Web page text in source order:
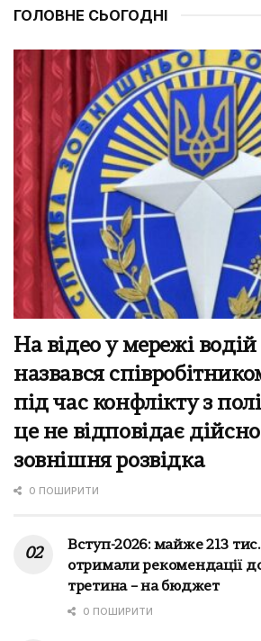
ГОЛОВНЕ СЬОГОДНІ
На відео у мережі водій
назвався
під час конфлікту з
це не відповідає
зовнішня розвідка
0 ПОШИРИТИ
Вступ-2026: майже 213
отримали рекомендації
третина – на бюджет
0 ПОШИРИТИ